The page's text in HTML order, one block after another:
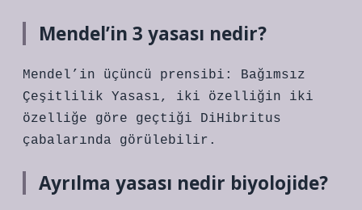
Mendel’in 3 yasası nedir?
Mendel’in üçüncü prensibi: Bağımsız
Çeşitlilik Yasası, iki özelliğin iki
özelliğe göre geçtiği DiHibritus
çabalarında görülebilir.
Ayrılma yasası nedir biyolojide?